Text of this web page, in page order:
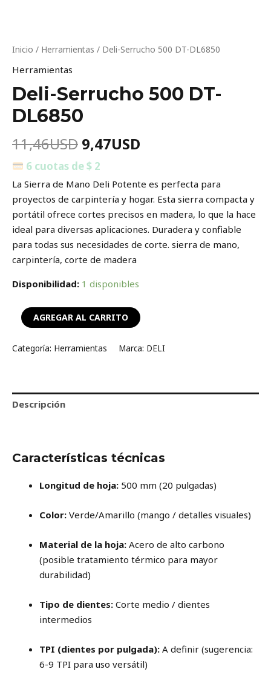
Inicio / Herramientas / Deli-Serrucho 500 DT-DL6850
Herramientas
Deli-Serrucho 500 DT-
DL6850
11,46USD 9,47USD
6 cuotas de $ 2
La Sierra de Mano Deli Potente es perfecta para
proyectos de carpintería y hogar. Esta sierra compacta y
portátil ofrece cortes precisos en madera, lo que la hace
ideal para diversas aplicaciones. Duradera y confiable
para todas sus necesidades de corte. sierra de mano,
carpintería, corte de madera
Disponibilidad: 1 disponibles
AGREGAR AL CARRITO
Categoría: Herramientas Marca: DELI
Descripción
Características técnicas
Longitud de hoja: 500 mm (20 pulgadas)
Color: Verde/Amarillo (mango / detalles visuales)
Material de la hoja: Acero de alto carbono
(posible tratamiento térmico para mayor
durabilidad)
Tipo de dientes: Corte medio / dientes
intermedios
TPI (dientes por pulgada): A definir (sugerencia:
6-9 TPI para uso versátil)